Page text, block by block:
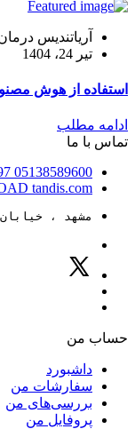
آریاتندیس
تیر 24، 1404
استفاده از هوش
ادامه مطلب
تماس با ما
05138589600
tandis.com
مشهد ، خیابان
حساب من
داشبورد
سفارشات من
بررسی‌های من
پروفایل من